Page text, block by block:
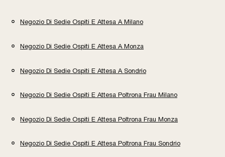
Negozio Di Sedie Ospiti E Attesa A Milano
Negozio Di Sedie Ospiti E Attesa A Monza
Negozio Di Sedie Ospiti E Attesa A Sondrio
Negozio Di Sedie Ospiti E Attesa Poltrona Frau Milano
Negozio Di Sedie Ospiti E Attesa Poltrona Frau Monza
Negozio Di Sedie Ospiti E Attesa Poltrona Frau Sondrio